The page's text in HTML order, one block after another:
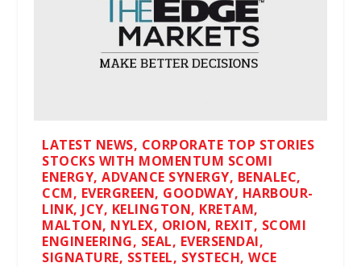
LATEST NEWS, CORPORATE TOP STORIES
STOCKS WITH MOMENTUM SCOMI
ENERGY, ADVANCE SYNERGY, BENALEC,
CCM, EVERGREEN, GOODWAY, HARBOUR-
LINK, JCY, KELINGTON, KRETAM,
MALTON, NYLEX, ORION, REXIT, SCOMI
ENGINEERING, SEAL, EVERSENDAI,
SIGNATURE, SSTEEL, SYSTECH, WCE